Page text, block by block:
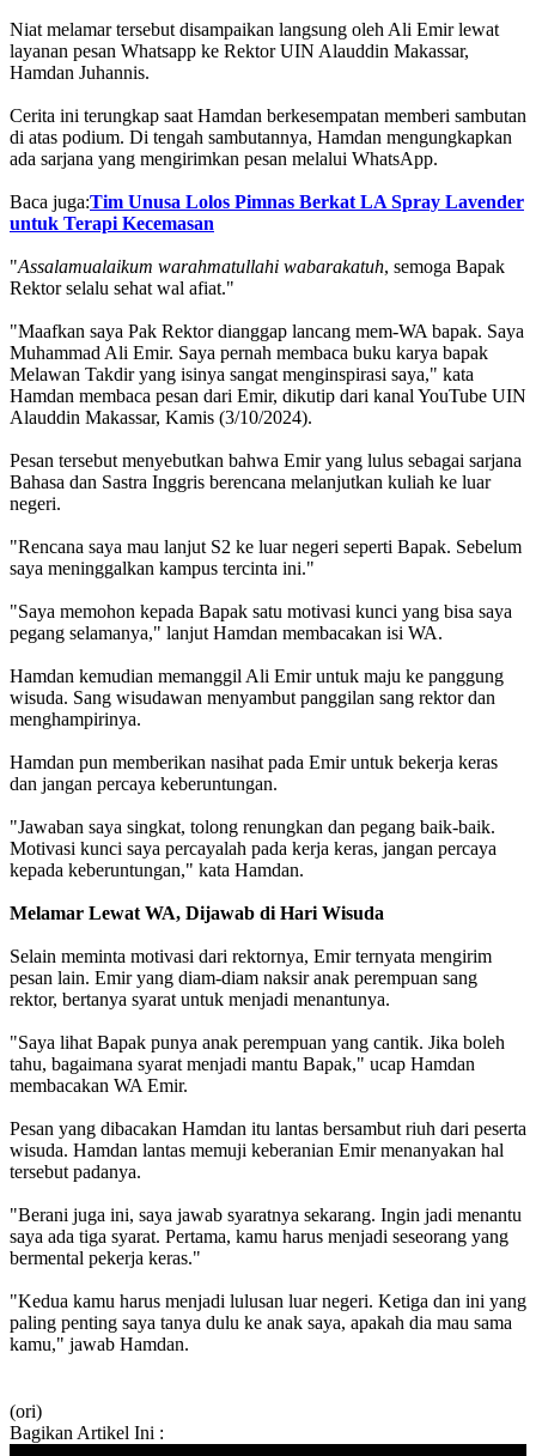
Niat melamar tersebut disampaikan langsung oleh Ali Emir lewat
layanan pesan Whatsapp ke Rektor UIN Alauddin Makassar,
Hamdan Juhannis.
Cerita ini terungkap saat Hamdan berkesempatan memberi sambutan
di atas podium. Di tengah sambutannya, Hamdan mengungkapkan
ada sarjana yang mengirimkan pesan melalui WhatsApp.
Baca juga:Tim Unusa Lolos Pimnas Berkat LA Spray Lavender
untuk Terapi Kecemasan
"Assalamualaikum warahmatullahi wabarakatuh, semoga Bapak
Rektor selalu sehat wal afiat."
"Maafkan saya Pak Rektor dianggap lancang mem-WA bapak. Saya
Muhammad Ali Emir. Saya pernah membaca buku karya bapak
Melawan Takdir yang isinya sangat menginspirasi saya," kata
Hamdan membaca pesan dari Emir, dikutip dari kanal YouTube UIN
Alauddin Makassar, Kamis (3/10/2024).
Pesan tersebut menyebutkan bahwa Emir yang lulus sebagai sarjana
Bahasa dan Sastra Inggris berencana melanjutkan kuliah ke luar
negeri.
"Rencana saya mau lanjut S2 ke luar negeri seperti Bapak. Sebelum
saya meninggalkan kampus tercinta ini."
"Saya memohon kepada Bapak satu motivasi kunci yang bisa saya
pegang selamanya," lanjut Hamdan membacakan isi WA.
Hamdan kemudian memanggil Ali Emir untuk maju ke panggung
wisuda. Sang wisudawan menyambut panggilan sang rektor dan
menghampirinya.
Hamdan pun memberikan nasihat pada Emir untuk bekerja keras
dan jangan percaya keberuntungan.
"Jawaban saya singkat, tolong renungkan dan pegang baik-baik.
Motivasi kunci saya percayalah pada kerja keras, jangan percaya
kepada keberuntungan," kata Hamdan.
Melamar Lewat WA, Dijawab di Hari Wisuda
Selain meminta motivasi dari rektornya, Emir ternyata mengirim
pesan lain. Emir yang diam-diam naksir anak perempuan sang
rektor, bertanya syarat untuk menjadi menantunya.
"Saya lihat Bapak punya anak perempuan yang cantik. Jika boleh
tahu, bagaimana syarat menjadi mantu Bapak," ucap Hamdan
membacakan WA Emir.
Pesan yang dibacakan Hamdan itu lantas bersambut riuh dari peserta
wisuda. Hamdan lantas memuji keberanian Emir menanyakan hal
tersebut padanya.
"Berani juga ini, saya jawab syaratnya sekarang. Ingin jadi menantu
saya ada tiga syarat. Pertama, kamu harus menjadi seseorang yang
bermental pekerja keras."
"Kedua kamu harus menjadi lulusan luar negeri. Ketiga dan ini yang
paling penting saya tanya dulu ke anak saya, apakah dia mau sama
kamu," jawab Hamdan.
(ori)
Bagikan Artikel Ini :